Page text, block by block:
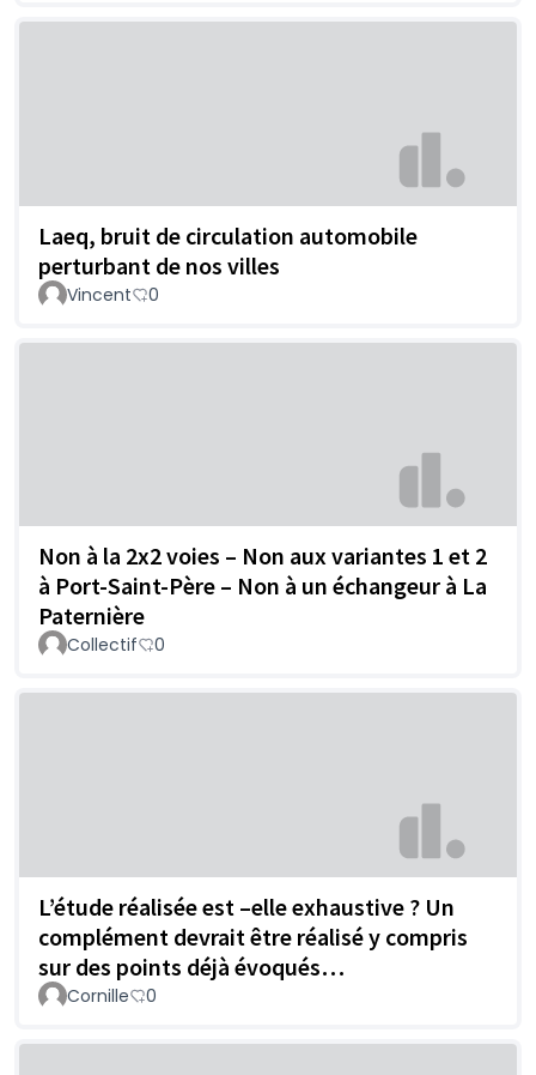
Laeq, bruit de circulation automobile
perturbant de nos villes
Vincent 0
Non à la 2x2 voies – Non aux variantes 1 et 2
à Port-Saint-Père – Non à un échangeur à La
Paternière
Collectif 0
L’étude réalisée est –elle exhaustive ? Un
complément devrait être réalisé y compris
sur des points déjà évoqués…
Cornille 0